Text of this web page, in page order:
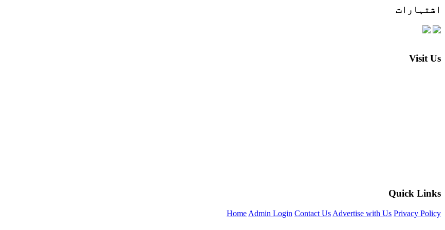
اشتہارات
Visit Us
Quick Links
Home Admin Login Contact Us Advertise with Us Privacy Policy